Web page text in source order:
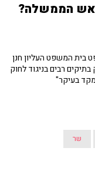
הממשלה?
בית המשפט העליון חנן
רבים בניגוד לחוק
בעיקר"
שר